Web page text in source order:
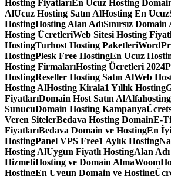
Hosting FiyatlarıEn Ucuz Hosting
AlUcuz Hosting Satın AlHosting En Ucuz
HostingHosting Alan AdıSınırsız Domain
Hosting ÜcretleriWeb Sitesi Hosting
HostingTurhost Hosting Paketleri
HostingPlesk Free HostingEn Ucuz
Hosting FirmalarıHosting Ücretleri 2024
HostingReseller Hosting Satın AlWeb
Hosting AlHosting Kirala1 Yıllık Hosting
FiyatlarıDomain Host Satın Al
SunucuDomain Hosting Kampanya
Veren SitelerBedava Hosting DomainE-
FiyatlarıBedava Domain ve HostingEn
HostingPanel VPS Free1 Aylık Hosting
Hosting AlUygun Fiyatlı HostingAlan
HizmetiHosting ve Domain Alma
HostingEn Uygun Domain ve Hosting